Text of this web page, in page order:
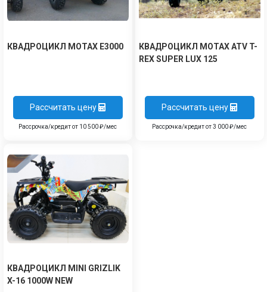
КВАДРОЦИКЛ MOTAX E3000
Рассчитать цену
Рассрочка/кредит от 10 500 ₽/мес
КВАДРОЦИКЛ MOTAX ATV T-
REX SUPER LUX 125
Рассчитать цену
Рассрочка/кредит от 3 000 ₽/мес
КВАДРОЦИКЛ MINI GRIZLIK
X-16 1000W NEW